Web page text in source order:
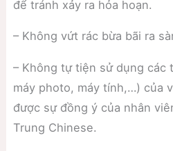
để tránh xảy ra hỏa hoạn.
– Không vứt rác bừa bãi ra
– Không tự tiện sử dụng các
máy photo, máy tính,…) của
được sự đồng ý của nhân
Trung Chinese.